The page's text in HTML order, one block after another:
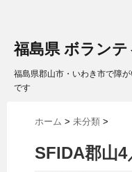
福島県 ボラン
福島県郡山市・いわき市で障
です
ホーム > 未分類 >
SFIDA郡山4